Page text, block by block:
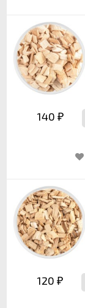
140 ₽
120 ₽